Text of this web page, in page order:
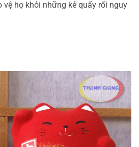
họ khỏi những kẻ quấy rối nguy